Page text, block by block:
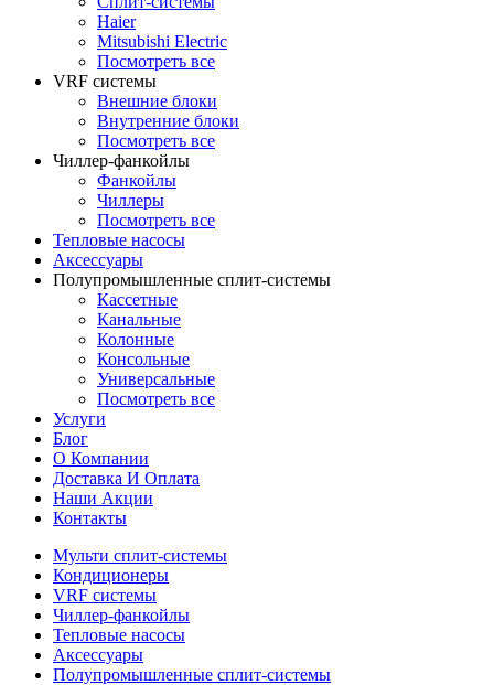
Haier
Mitsubishi Electric
Посмотреть все
VRF системы
Внешние блоки
Внутренние блоки
Посмотреть все
Чиллер-фанкойлы
Фанкойлы
Чиллеры
Посмотреть все
Тепловые насосы
Аксессуары
Полупромышленные сплит-системы
Кассетные
Канальные
Колонные
Консольные
Универсальные
Посмотреть все
Услуги
Блог
О Компании
Доставка И Оплата
Наши Акции
Контакты
Мульти сплит-системы
Кондиционеры
VRF системы
Чиллер-фанкойлы
Тепловые насосы
Аксессуары
Полупромышленные сплит-системы